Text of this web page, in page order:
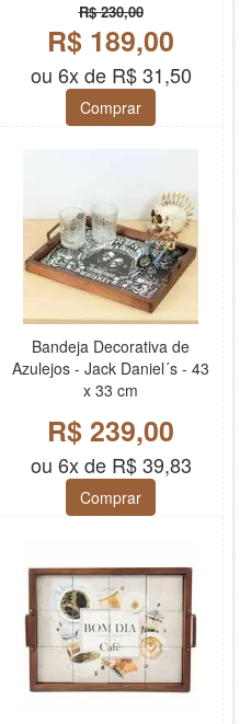
R$ 230,00
R$ 189,00
ou 6x de R$ 31,50
Comprar
Bandeja Decorativa de
Azulejos - Jack Daniel´s - 43
x 33 cm
R$ 239,00
ou 6x de R$ 39,83
Comprar